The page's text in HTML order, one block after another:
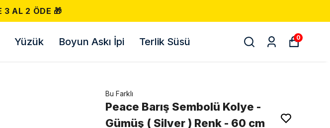
Yüzük Boyun Askı İpi Terlik Süsü 0
Bu Farklı
Peace Barış Sembolü Kolye -
Gümüş ( Silver ) Renk - 60 cm